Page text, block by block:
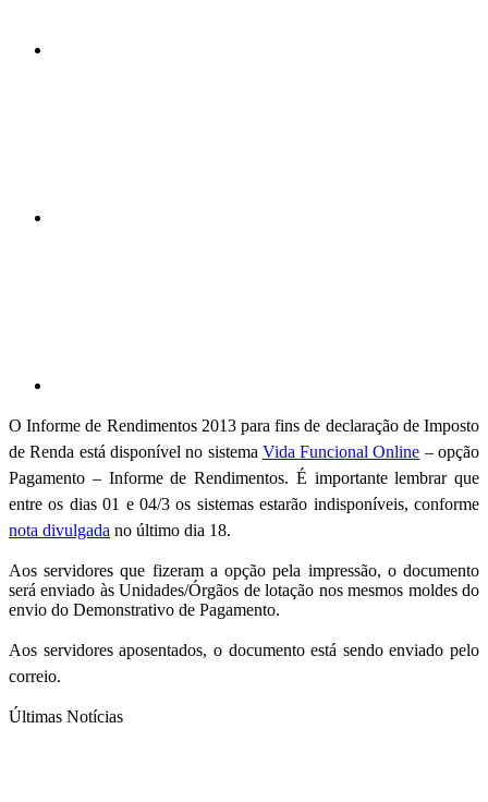
O Informe de Rendimentos 2013 para fins de declaração de Imposto
de Renda está disponível no sistema Vida Funcional Online – opção
Pagamento – Informe de Rendimentos. É importante lembrar que
entre os dias 01 e 04/3 os sistemas estarão indisponíveis, conforme
nota divulgada no último dia 18.
Aos servidores que fizeram a opção pela impressão, o documento
será enviado às Unidades/Órgãos de lotação nos mesmos moldes do
envio do Demonstrativo de Pagamento.
Aos servidores aposentados, o documento está sendo enviado pelo
correio.
Últimas Notícias